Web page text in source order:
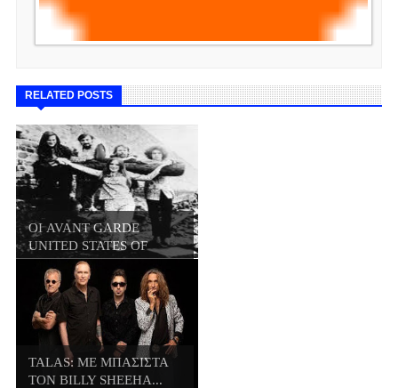
RELATED POSTS
ΟΙ AVANT GARDE
UNITED STATES OF
AME...
TALAS: ΜΕ ΜΠΑΣΙΣΤΑ
ΤΟΝ BILLY SHEEHA...